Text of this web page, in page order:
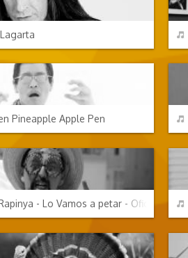
CANCIONES FRIKIS
Pineapple Apple Pen
CANCIONES FRIKIS
- Lo Vamos a petar - Oficial
CHORRADAS